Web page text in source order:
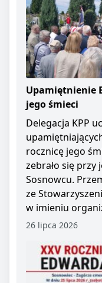
Upamiętnienie
jego śmieci
Delegacja KPP
rocznicę jego
zebrało się
Sosnowcu.
ze
w imieniu
26 lipca 2026